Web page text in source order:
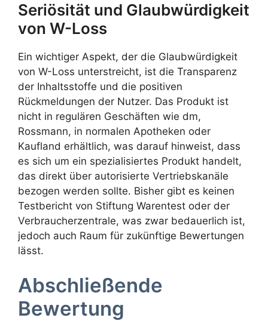
Seriösität und Glaubwürdigkeit
von W-Loss
Ein wichtiger Aspekt, der die Glaubwürdigkeit
von W-Loss unterstreicht, ist die Transparenz
der Inhaltsstoffe und die positiven
Rückmeldungen der Nutzer. Das Produkt ist
nicht in regulären Geschäften wie dm,
Rossmann, in normalen Apotheken oder
Kaufland erhältlich, was darauf hinweist, dass
es sich um ein spezialisiertes Produkt handelt,
das direkt über autorisierte Vertriebskanäle
bezogen werden sollte. Bisher gibt es keinen
Testbericht von Stiftung Warentest oder der
Verbraucherzentrale, was zwar bedauerlich ist,
jedoch auch Raum für zukünftige Bewertungen
lässt.
Abschließende
Bewertung